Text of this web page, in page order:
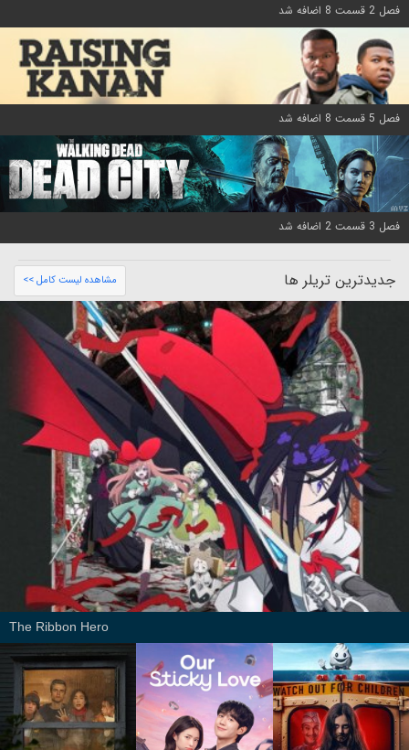
فصل 2 قسمت 8 اضافه شد
فصل 5 قسمت 8 اضافه شد
فصل 3 قسمت 2 اضافه شد
جدیدترین تریلر ها مشاهده لیست کامل >>
The Ribbon Hero